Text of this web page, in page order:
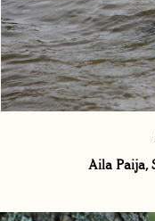
Aila Paija,